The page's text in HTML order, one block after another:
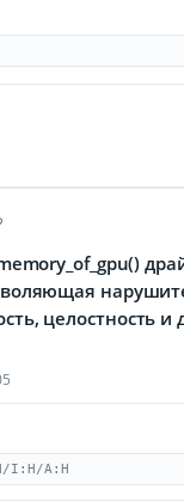
целостность и
I:H/A:H